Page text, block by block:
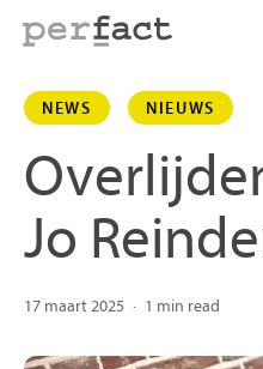
contentNEWS NIEUWS
Jo
17 maart 2025 1 min read